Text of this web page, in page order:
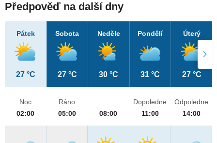
Předpověď na další dny
Pátek
27 °C
Sobota
27 °C
Neděle
30 °C
Pondělí
31 °C
Úterý
27 °C
Noc
02:00
Ráno
05:00
08:00
Dopoledne
11:00
Odpoledne
14:00